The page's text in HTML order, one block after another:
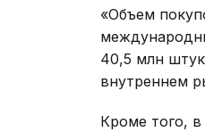
«Объем
40,5 млн
внутреннем
Кроме того, в